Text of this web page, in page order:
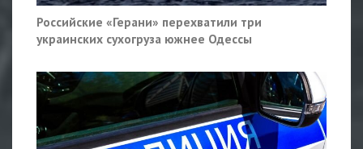
Российские «Герани» перехватили три
украинских сухогруза южнее Одессы